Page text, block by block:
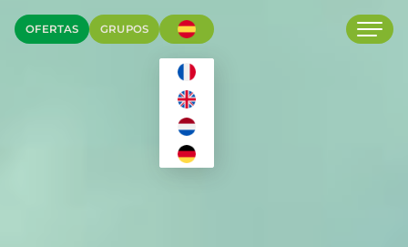
OFERTAS GRUPOS